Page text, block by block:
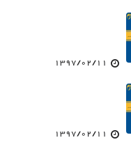
1397/02/11
1397/02/11